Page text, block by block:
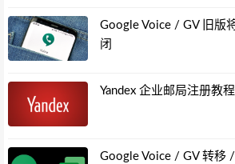
Google Voice / GV 旧版
闭
Yandex 企业邮局注册教程
Google Voice / GV 转移